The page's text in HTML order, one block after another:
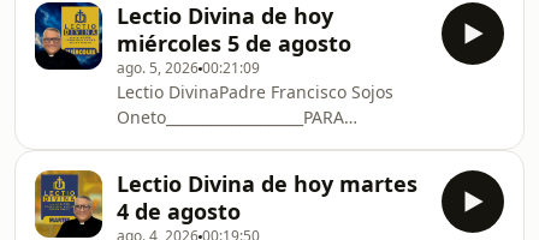
WhatsApp: enviar mensaje al +593 99
157 8586 📱CANAL DE
WHATSAPP: https://whatsapp.com/channel/
A QUE PROCLAMA SIGA
CRECIENDODONORBOX:https://donorbox.org/
crece___________________TRANSFERENCIAS
EN ECUADOR:Banco Bolivaria
Lectio Divina de hoy
miércoles 5 de agosto
ago. 5, 202600:21:09
Lectio DivinaPadre Francisco Sojos
Oneto___________________PARA
WhatsApp: enviar mensaje al +593 99
157 8586 📱CANAL DE
Lectio Divina de hoy martes
4 de agosto
ago. 4, 202600:19:50